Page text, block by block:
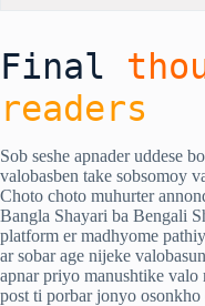
Final
readers
Sob seshe apnader uddese
valobasben take sobsomoy
Choto choto muhurter
Bangla Shayari ba Bengali
platform er madhyome
ar sobar age nijeke
apnar priyo manushtike
post ti porbar jonyo osonkho